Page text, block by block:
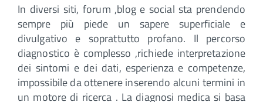
In diversi siti, forum ,blog e social sta prendendo
sempre più piede un sapere superficiale e
divulgativo e soprattutto profano. Il percorso
diagnostico è complesso ,richiede interpretazione
dei sintomi e dei dati, esperienza e competenze,
impossibile da ottenere inserendo alcuni termini in
un motore di ricerca . La diagnosi medica si basa